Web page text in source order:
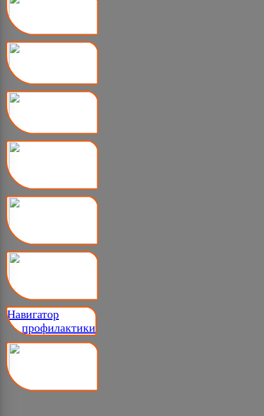
Навигатор
__ профилактики